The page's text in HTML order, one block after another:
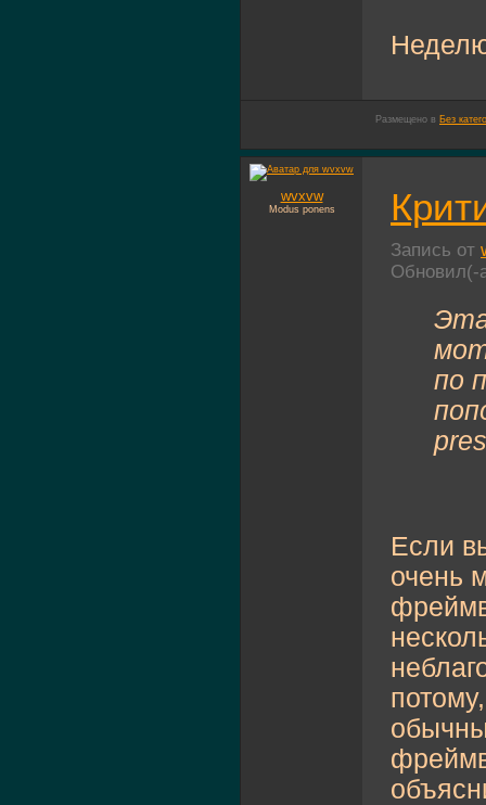
Размещено в Без
wvxvw
Modus ponens
Запись от
по
Если
очень